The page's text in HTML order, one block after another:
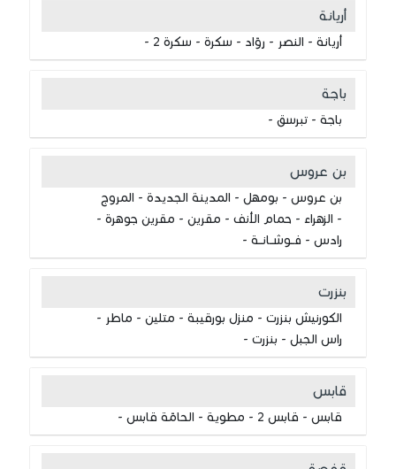
أريانة
أريانة - النصر - روّاد - سكرة - سكرة 2 -
باجة
باجة - تبرسق -
بن عروس
بن عروس - بومهل - المدينة الجديدة - المروج
- الزهراء - حمام الأنف - مقرين - مقرين جوهرة -
رادس - فــوشــانــة -
بنزرت
الكورنيش بنزرت - منزل بورقيبة - متلين - ماطر -
راس الجبل - بنزرت -
قابس
قابس - قابس 2 - مطوية - الحامّة قابس -